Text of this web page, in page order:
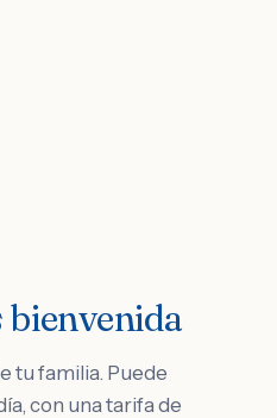
bienvenida
tu familia. Puede
con una tarifa de